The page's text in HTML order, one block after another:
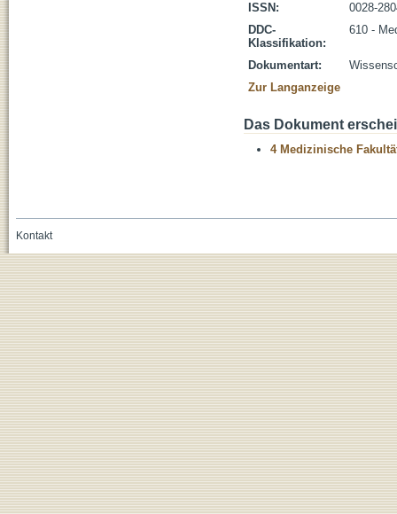
ISSN:
0028-
DDC-
Klassifikation:
610 -
Dokumentart:
Zur Langanzeige
Das Dokument
4 Medizinische
Kontakt